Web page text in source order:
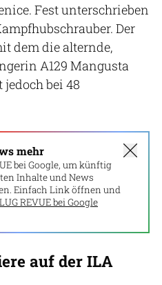
Fest unterschrieben
Der
dem die alternde,
A129 Mangusta
bei 48
mehr
bei Google, um künftig
Inhalte und News
Einfach Link öffnen und
REVUE bei Google
auf der ILA